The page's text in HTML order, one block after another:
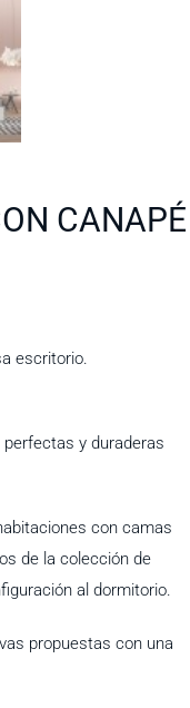
CANAPÉ
escritorio.
y duraderas
con camas
de la colección de
al dormitorio.
propuestas con una